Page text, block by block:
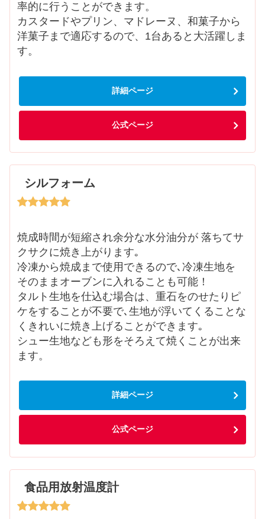
率的に行うことができます。
カスタードやプリン、マドレーヌ、和菓子から
洋菓子まで適応するので、1台あると大活躍しま
す。
詳細ページ
公式ページ
シルフォーム
焼成時間が短縮され余分な水分油分が 落ちてサ
クサクに焼き上がります｡
冷凍から焼成まで使用できるので､冷凍生地を
そのままオーブンに入れることも可能！
タルト生地を仕込む場合は、重石をのせたりピ
ケをすることが不要で､生地が浮いてくることな
くきれいに焼き上げることができます｡
シュー生地なども形をそろえて焼くことが出来
ます。
詳細ページ
公式ページ
食品用放射温度計